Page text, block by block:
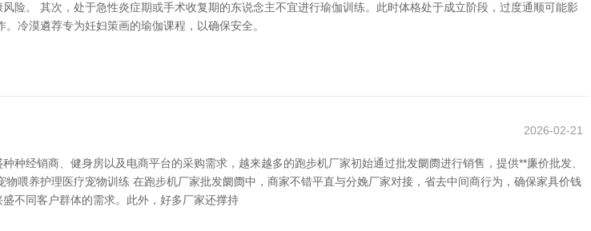
险。 其次，处于急性炎症期或手术收复期的东说念主不宜进行瑜伽训练。此时体格处于成立阶段，过度通顺可能影
冷漠遴荐专为妊妇策画的瑜伽课程，以确保安全。
2026-02-21
经销商、健身房以及电商平台的采购需求，越来越多的跑步机厂家初始通过批发阛阓进行销售，提供**廉价批发、
喂养护理医疗宠物训练 在跑步机厂家批发阛阓中，商家不错平直与分娩厂家对接，省去中间商行为，确保家具价钱
不同客户群体的需求。此外，好多厂家还撑持